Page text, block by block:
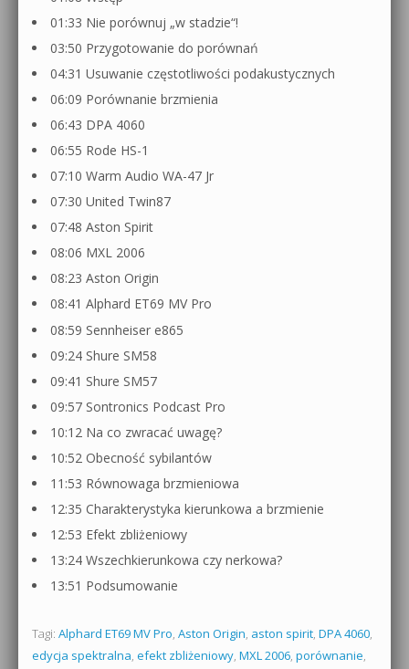
01:33 Nie porównuj „w stadzie“!
03:50 Przygotowanie do porównań
04:31 Usuwanie częstotliwości podakustycznych
06:09 Porównanie brzmienia
06:43 DPA 4060
06:55 Rode HS-1
07:10 Warm Audio WA-47 Jr
07:30 United Twin87
07:48 Aston Spirit
08:06 MXL 2006
08:23 Aston Origin
08:41 Alphard ET69 MV Pro
08:59 Sennheiser e865
09:24 Shure SM58
09:41 Shure SM57
09:57 Sontronics Podcast Pro
10:12 Na co zwracać uwagę?
10:52 Obecność sybilantów
11:53 Równowaga brzmieniowa
12:35 Charakterystyka kierunkowa a brzmienie
12:53 Efekt zbliżeniowy
13:24 Wszechkierunkowa czy nerkowa?
13:51 Podsumowanie
Tagi: Alphard ET69 MV Pro, Aston Origin, aston spirit, DPA 4060,
edycja spektralna, efekt zbliżeniowy, MXL 2006, porównanie,